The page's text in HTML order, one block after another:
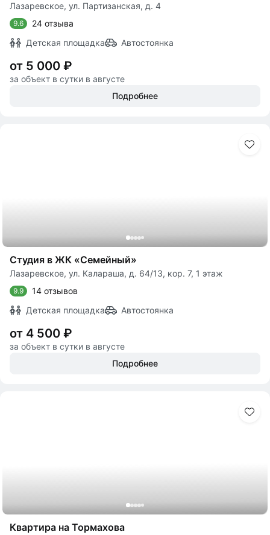
Лазаревское, ул. Партизанская, д. 4
9.6
24 отзыва
Детская площадка
Автостоянка
от 5 000 ₽
за объект в сутки в августе
Подробнее
Студия в ЖК «Семейный»
Лазаревское, ул. Калараша, д. 64/13, кор. 7, 1 этаж
9.9
14 отзывов
Детская площадка
Автостоянка
от 4 500 ₽
за объект в сутки в августе
Подробнее
Квартира на Тормахова